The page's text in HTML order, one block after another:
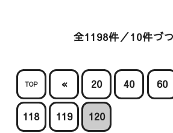
全1198件／10件づ
TOP « 20 40 60
118 119 120